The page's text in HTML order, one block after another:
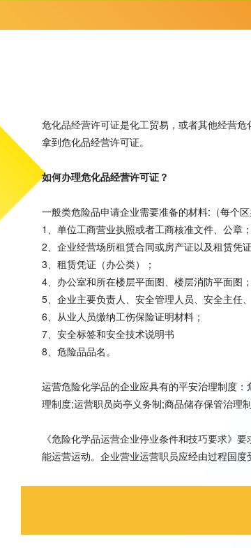
危化品经营许可证是化工贸易，或者其他经营
拿到危化品经营许可证。
如何办理危化品经营许可证？
一般类危险品申请企业需要准备的材料:（每个
1、单位工商营业执照或者工商核准文件、公章；
2、企业经营场所租赁合同或房产证以及租赁凭
3、租赁凭证（办公类）；
4、办公室和所在楼层平面图、楼层消防平面图；
5、企业主要负责人、安全管理人员、安全主任
6、从业人员缴纳工伤保险证明材料；
7、安全标签和安全技术说明书
8、危险品品名。
运营危险化学品的企业应具有的平安治理制度
理制度;运营职员岗亭义务制;商品储存保管治理制
《危险化学品运营企业停业条件和技巧要求》
能运营运动。企业营业运营职员应经由过程国度